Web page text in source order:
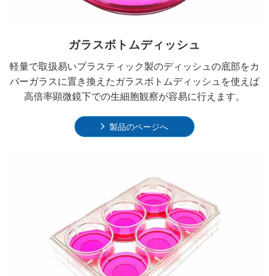
ガラスボトムディッシュ
軽量で取扱易いプラスティック製のディッシュの底部をカ
バーガラスに置き換えたガラスボトムディッシュを使えば
高倍率顕微鏡下での生細胞観察が容易に行えます。
製品のページへ